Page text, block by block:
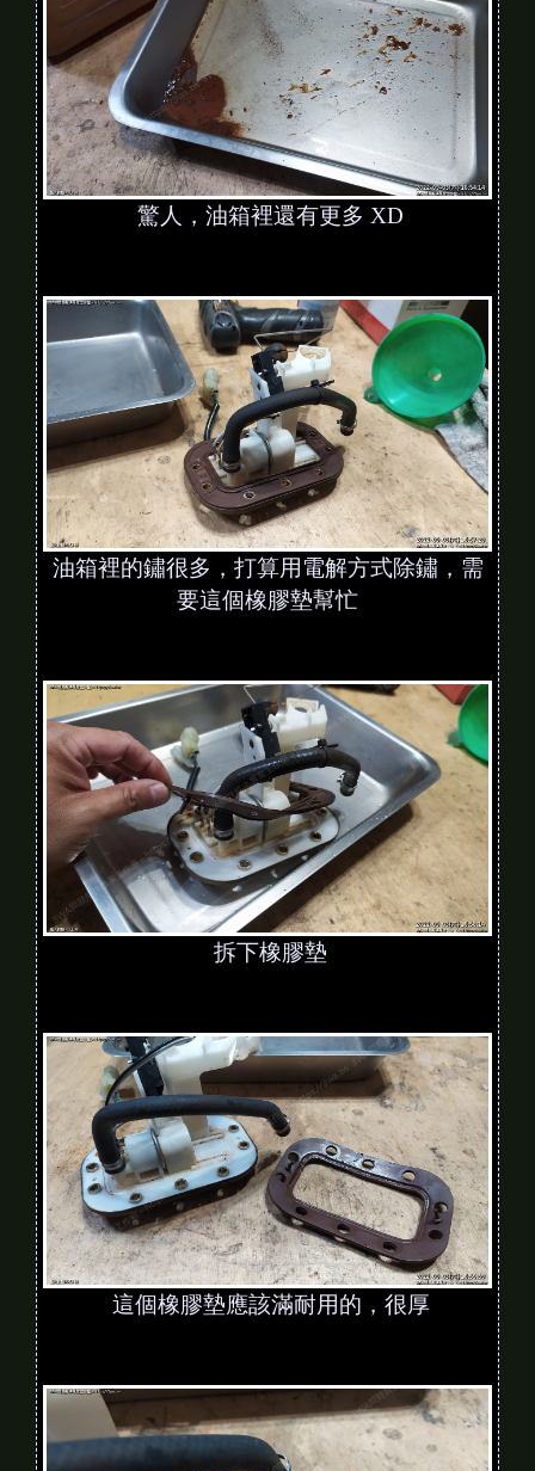
驚人，油箱裡還有更多 XD
油箱裡的鏽很多，打算用電解方式除鏽，需
要這個橡膠墊幫忙
拆下橡膠墊
這個橡膠墊應該滿耐用的，很厚